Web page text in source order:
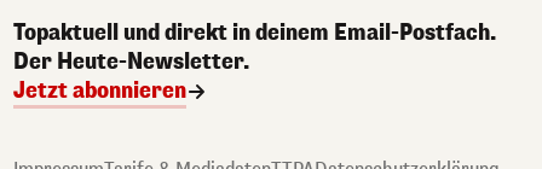
Topaktuell und direkt in deinem Email-Postfach.
Der Heute-Newsletter.
Jetzt abonnieren